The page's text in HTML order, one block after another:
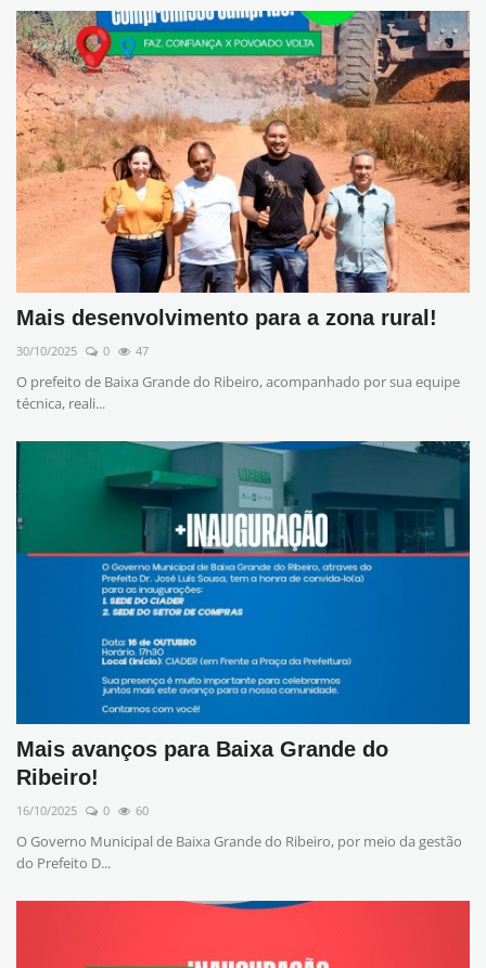
Mais desenvolvimento para a zona rural!
30/10/2025 0 47
O prefeito de Baixa Grande do Ribeiro, acompanhado por sua equipe
técnica, reali...
Mais avanços para Baixa Grande do
Ribeiro!
16/10/2025 0 60
O Governo Municipal de Baixa Grande do Ribeiro, por meio da gestão
do Prefeito D...